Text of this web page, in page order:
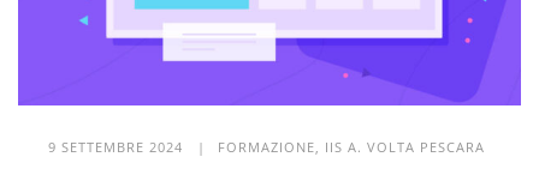
9 SETTEMBRE 2024 | FORMAZIONE IIS A. VOLTA PESCARA